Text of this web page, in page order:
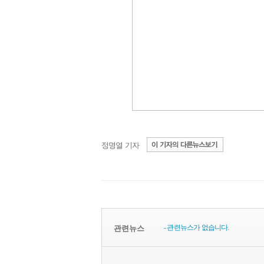
정명열 기자
관련뉴스 - 관련뉴스가 없습니다.